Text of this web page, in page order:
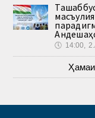
🕔 14:00,